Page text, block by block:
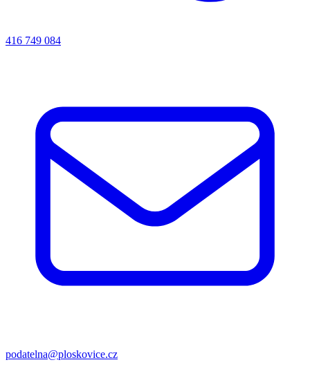
416 749 084
podatelna@ploskovice.cz